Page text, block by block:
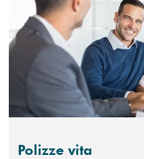
Polizze vita